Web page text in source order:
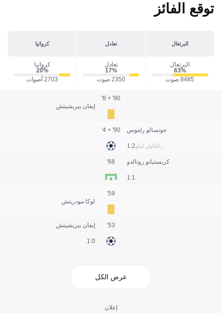
توقع الفائز
البرتغال تعادل كرواتيا
البرتغال
63‎%‎
8485 صوت
تعادل
17‎%‎
2350 صوت
كرواتيا
20‎%‎
2703 أصوات
إيفان بيريشيتش
90' + 8'
جونسالو راموس
رافائيل لياو2:1
90' + 4'
كريستيانو رونالدو
1:1
68'
لوكا مودريتش
59'
إيفان بيريشيتش
0:1
53'
عرض الكل
إعلان